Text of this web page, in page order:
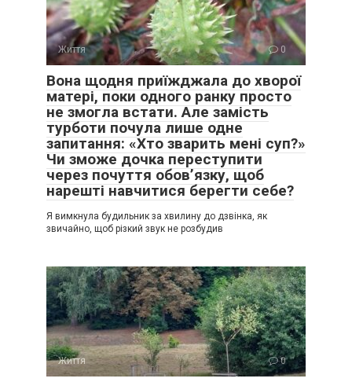
Життя 0
Вона щодня приїжджала до хворої
матері, поки одного ранку просто
не змогла встати. Але замість
турботи почула лише одне
запитання: «Хто зварить мені суп?»
Чи зможе дочка переступити
через почуття обов’язку, щоб
нарешті навчитися берегти себе?
Я вимкнула будильник за хвилину до дзвінка, як
звичайно, щоб різкий звук не розбудив
Життя 0